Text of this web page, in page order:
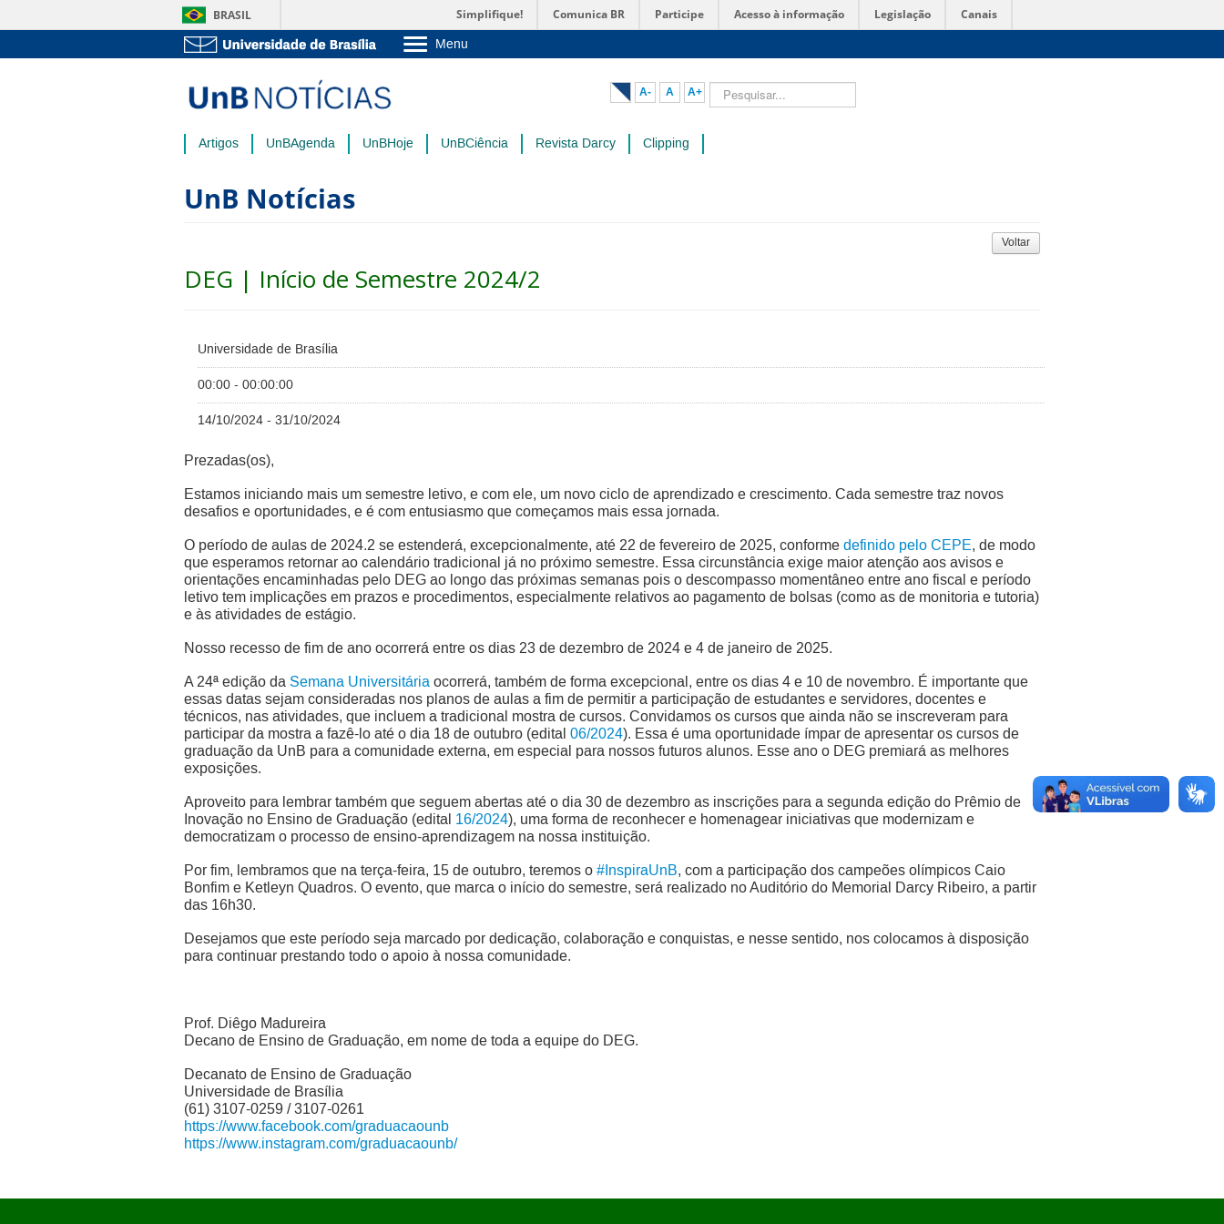
BRASIL Simplifique! Comunica BR Participe Acesso à informação Legislação Canais
Menu
Pós-Graduação
Administração
A- A A+ Pesquisar...
Artigos UnBAgenda UnBHoje UnBCiência Revista Darcy Clipping
UnB Notícias
Voltar
DEG | Início de Semestre 2024/2
Universidade de Brasília
00:00 - 00:00:00
14/10/2024 - 31/10/2024
Prezadas(os),
Estamos iniciando mais um semestre letivo, e com ele, um novo ciclo de aprendizado e crescimento. Cada semestre traz novos
desafios e oportunidades, e é com entusiasmo que começamos mais essa jornada.
O período de aulas de 2024.2 se estenderá, excepcionalmente, até 22 de fevereiro de 2025, conforme definido pelo CEPE, de modo
que esperamos retornar ao calendário tradicional já no próximo semestre. Essa circunstância exige maior atenção aos avisos e
orientações encaminhadas pelo DEG ao longo das próximas semanas pois o descompasso momentâneo entre ano fiscal e período
letivo tem implicações em prazos e procedimentos, especialmente relativos ao pagamento de bolsas (como as de monitoria e tutoria)
e às atividades de estágio.
Nosso recesso de fim de ano ocorrerá entre os dias 23 de dezembro de 2024 e 4 de janeiro de 2025.
A 24ª edição da Semana Universitária ocorrerá, também de forma excepcional, entre os dias 4 e 10 de novembro. É importante que
essas datas sejam consideradas nos planos de aulas a fim de permitir a participação de estudantes e servidores, docentes e
técnicos, nas atividades, que incluem a tradicional mostra de cursos. Convidamos os cursos que ainda não se inscreveram para
participar da mostra a fazê-lo até o dia 18 de outubro (edital 06/2024). Essa é uma oportunidade ímpar de apresentar os cursos de
graduação da UnB para a comunidade externa, em especial para nossos futuros alunos. Esse ano o DEG premiará as melhores
exposições.
Aproveito para lembrar também que seguem abertas até o dia 30 de dezembro as inscrições para a segunda edição do Prêmio de
Inovação no Ensino de Graduação (edital 16/2024), uma forma de reconhecer e homenagear iniciativas que modernizam e
democratizam o processo de ensino-aprendizagem na nossa instituição.
Por fim, lembramos que na terça-feira, 15 de outubro, teremos o #InspiraUnB, com a participação dos campeões olímpicos Caio
Bonfim e Ketleyn Quadros. O evento, que marca o início do semestre, será realizado no Auditório do Memorial Darcy Ribeiro, a partir
das 16h30.
Desejamos que este período seja marcado por dedicação, colaboração e conquistas, e nesse sentido, nos colocamos à disposição
para continuar prestando todo o apoio à nossa comunidade.
Prof. Diêgo Madureira
Decano de Ensino de Graduação, em nome de toda a equipe do DEG.
Decanato de Ensino de Graduação
Universidade de Brasília
(61) 3107-0259 / 3107-0261
https://www.facebook.com/graduacaounb
https://www.instagram.com/graduacaounb/